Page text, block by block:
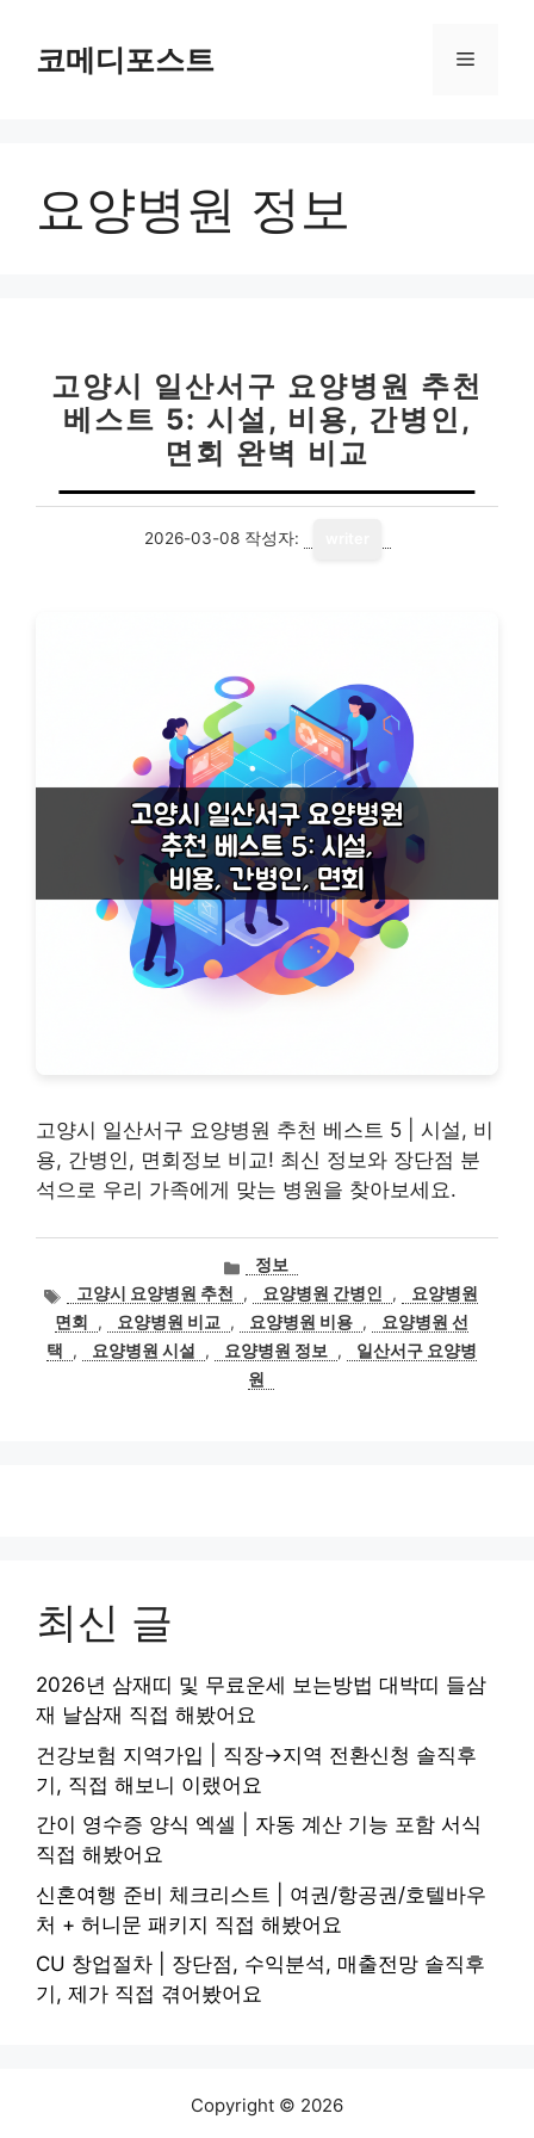
코메디포스트 메
요양병원 정보
고양시 일산서구 요양병원 추천
베스트 5: 시설, 비용, 간병인,
면회 완벽 비교
2026-03-08 작성자:
고양시 일산서구 요양병원 추천 베스트 5 | 시설, 비
용, 간병인, 면회정보 비교! 최신 정보와 장단점 분
석으로 우리 가족에게 맞는 병원을 찾아보세요.
카
고
리
정보
태
그
고양시 요양병원 추천 , 요양병원 간병인 ,
요양병원
면회
, 요양병원 비교 , 요양병원 비용 ,
요양병원 선
택
, 요양병원 시설 , 요양병원 정보 ,
일산서구 요양병
원
최신 글
2026년 삼재띠 및 무료운세 보는방법 대박띠 들삼
재 날삼재 직접 해봤어요
건강보험 지역가입 | 직장→지역 전환신청 솔직후
기, 직접 해보니 이랬어요
간이 영수증 양식 엑셀 | 자동 계산 기능 포함 서식
직접 해봤어요
신혼여행 준비 체크리스트 | 여권/항공권/호텔바우
처 + 허니문 패키지 직접 해봤어요
CU 창업절차 | 장단점, 수익분석, 매출전망 솔직후
기, 제가 직접 겪어봤어요
Copyright © 2026